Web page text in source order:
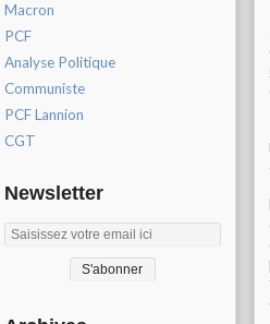
Macron
PCF
Analyse Politique
Communiste
PCF Lannion
CGT
Newsletter